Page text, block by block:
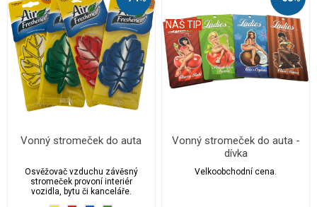
Vonný stromeček do auta
Osvěžovač vzduchu závěsný
stromeček provoní interiér
vozidla, bytu či kanceláře.
NÁŠ TIP
Vonný stromeček do auta -
dívka
Velkoobchodní cena.